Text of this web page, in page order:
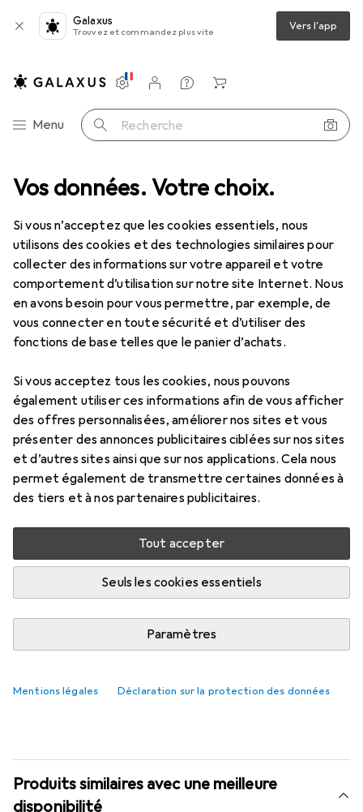
Vos données. Votre choix.
Si vous n’acceptez que les cookies essentiels, nous
utilisons des cookies et des technologies similaires pour
collecter des informations sur votre appareil et votre
comportement d’utilisation sur notre site Internet. Nous
en avons besoin pour vous permettre, par exemple, de
vous connecter en toute sécurité et d’utiliser des
fonctions de base telles que le panier d’achats.
Si vous acceptez tous les cookies, nous pouvons
également utiliser ces informations afin de vous afficher
des offres personnalisées, améliorer nos sites et vous
présenter des annonces publicitaires ciblées sur nos sites
et d’autres sites ainsi que sur nos applications. Cela nous
permet également de transmettre certaines données à
des tiers et à nos partenaires publicitaires.
Tout accepter
Seuls les cookies essentiels
Paramètres
Mentions légales Déclaration sur la protection des données
Galaxus
Trouvez et commandez plus vite Vers l'app
Navigation par catégorie
Menu Recherche
Paramètres
Compte client
Listes de comparaison
Listes d'envies
Panier
Préservatifs + gels Lubrifiant Pjur Sensitive Glide
10 images
PjurSensitive Glide
100 ml
EUR
17,99
12
Évaluations
Plus de produits Pjur
Livré entre lun, 24/8 et mer, 26/8
M'informer si le produit est disponible plus tôt
Ajouter au panier
Livraison gratuite à partir de 39,–
Produits similaires avec une meilleure
disponibilité